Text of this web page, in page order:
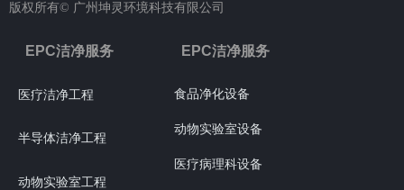
版权所有© 广州坤灵环境科技有限公司
EPC洁净服务
医疗洁净工程
半导体洁净工程
动物实验室工程
食品净化设备
动物实验室设备
医疗病理科设备
EPC洁净服务